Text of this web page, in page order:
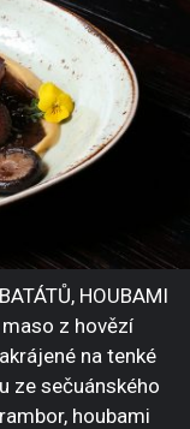
HOUBAMI
maso z hovězí
na tenké
ze sečuánského
houbami